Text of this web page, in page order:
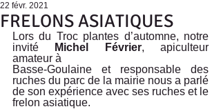
FRELONS ASIATIQUES
22 févr. 2021
Lors du Troc plantes d’automne, notre
invité
Michel Février, apiculteur
amateur à
Basse-Goulaine et responsable des
ruches du parc de la mairie nous a parlé
de son expérience avec ses ruches et le
frelon asiatique.